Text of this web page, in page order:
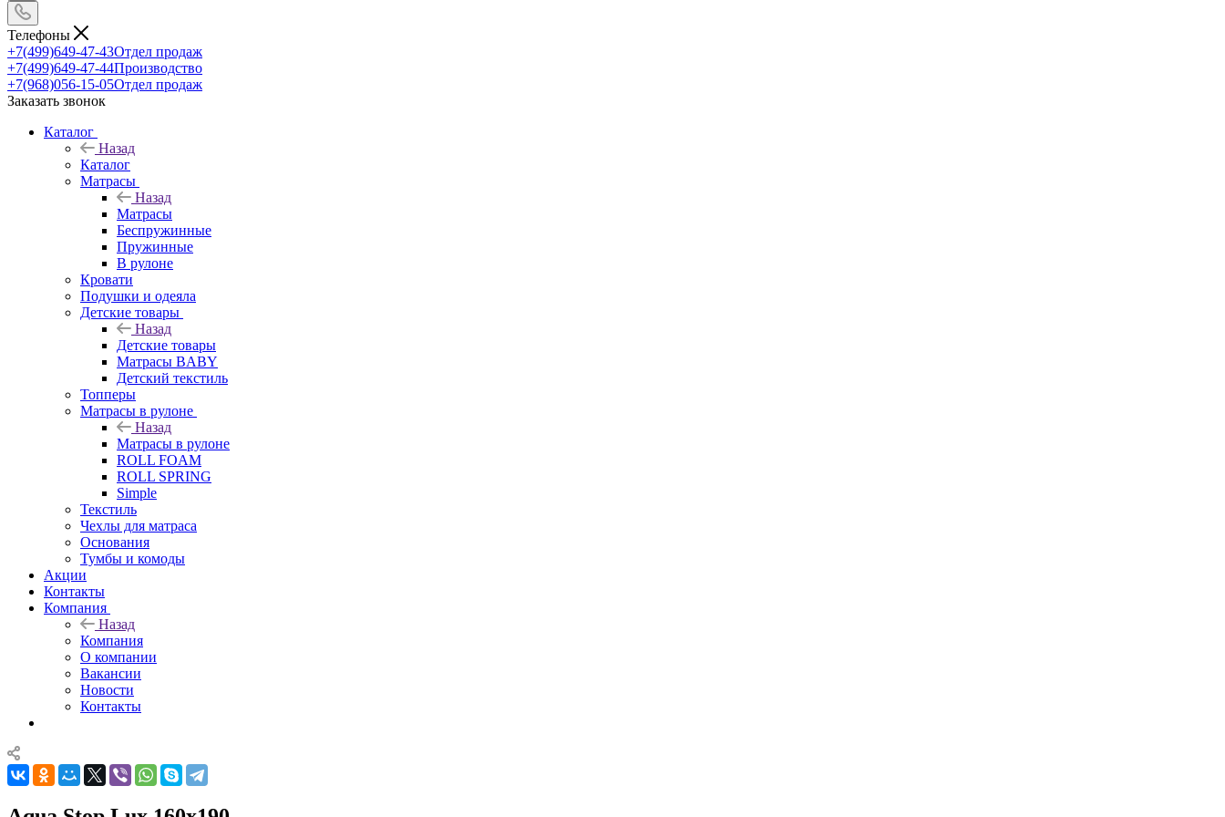
Телефоны
+7(499)649-47-43Отдел продаж
+7(499)649-47-44Производство
+7(968)056-15-05Отдел продаж
Заказать звонок
Каталог
Назад
Каталог
Матрасы
Назад
Матрасы
Беспружинные
Пружинные
В рулоне
Кровати
Подушки и одеяла
Детские товары
Назад
Детские товары
Матрасы BABY
Детский текстиль
Топперы
Матрасы в рулоне
Назад
Матрасы в рулоне
ROLL FOAM
ROLL SPRING
Simple
Текстиль
Чехлы для матраса
Основания
Тумбы и комоды
Акции
Контакты
Компания
Назад
Компания
О компании
Вакансии
Новости
Контакты